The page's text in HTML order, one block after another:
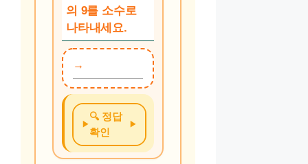
의 9를 소수로
나타내세요.
🔍 정답
확인